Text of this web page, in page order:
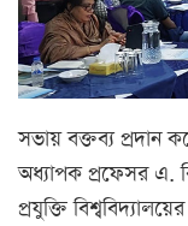
সভায় বক্তব্য প্রদান
অধ্যাপক প্রফেসর এ.
প্রযুক্তি